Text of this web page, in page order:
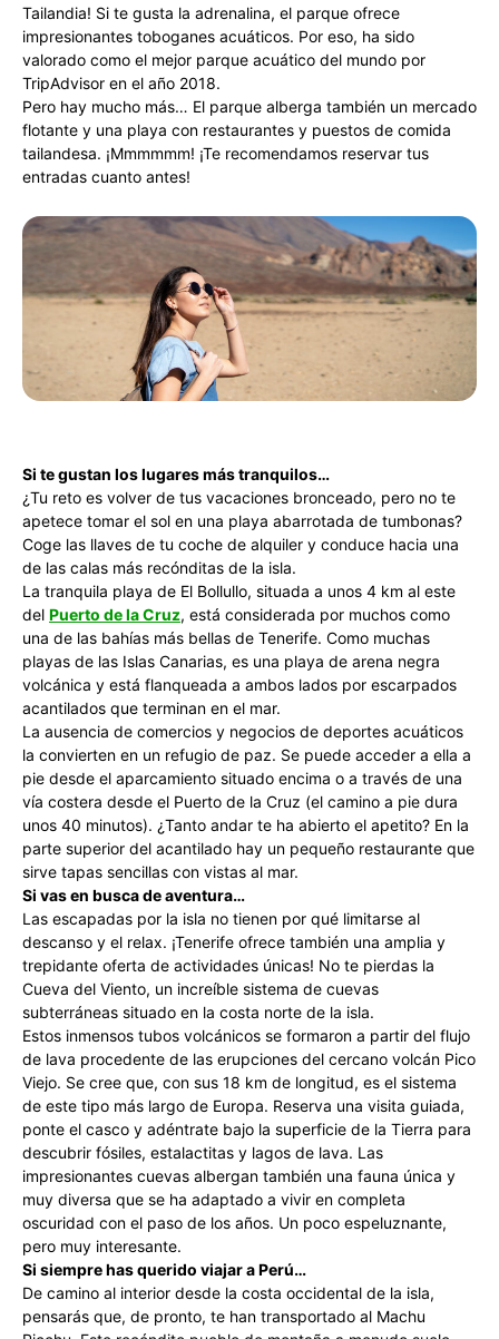
Tailandia! Si te gusta la adrenalina, el parque ofrece
impresionantes toboganes acuáticos. Por eso, ha sido
valorado como el mejor parque acuático del mundo por
TripAdvisor en el año 2018.
Pero hay mucho más… El parque alberga también un mercado
flotante y una playa con restaurantes y puestos de comida
tailandesa. ¡Mmmmmm! ¡Te recomendamos reservar tus
entradas cuanto antes!
Si te gustan los lugares más tranquilos…
¿Tu reto es volver de tus vacaciones bronceado, pero no te
apetece tomar el sol en una playa abarrotada de tumbonas?
Coge las llaves de tu coche de alquiler y conduce hacia una
de las calas más recónditas de la isla.
La tranquila playa de El Bollullo, situada a unos 4 km al este
del Puerto de la Cruz, está considerada por muchos como
una de las bahías más bellas de Tenerife. Como muchas
playas de las Islas Canarias, es una playa de arena negra
volcánica y está flanqueada a ambos lados por escarpados
acantilados que terminan en el mar.
La ausencia de comercios y negocios de deportes acuáticos
la convierten en un refugio de paz. Se puede acceder a ella a
pie desde el aparcamiento situado encima o a través de una
vía costera desde el Puerto de la Cruz (el camino a pie dura
unos 40 minutos). ¿Tanto andar te ha abierto el apetito? En la
parte superior del acantilado hay un pequeño restaurante que
sirve tapas sencillas con vistas al mar.
Si vas en busca de aventura…
Las escapadas por la isla no tienen por qué limitarse al
descanso y el relax. ¡Tenerife ofrece también una amplia y
trepidante oferta de actividades únicas! No te pierdas la
Cueva del Viento, un increíble sistema de cuevas
subterráneas situado en la costa norte de la isla.
Estos inmensos tubos volcánicos se formaron a partir del flujo
de lava procedente de las erupciones del cercano volcán Pico
Viejo. Se cree que, con sus 18 km de longitud, es el sistema
de este tipo más largo de Europa. Reserva una visita guiada,
ponte el casco y adéntrate bajo la superficie de la Tierra para
descubrir fósiles, estalactitas y lagos de lava. Las
impresionantes cuevas albergan también una fauna única y
muy diversa que se ha adaptado a vivir en completa
oscuridad con el paso de los años. Un poco espeluznante,
pero muy interesante.
Si siempre has querido viajar a Perú…
De camino al interior desde la costa occidental de la isla,
pensarás que, de pronto, te han transportado al Machu